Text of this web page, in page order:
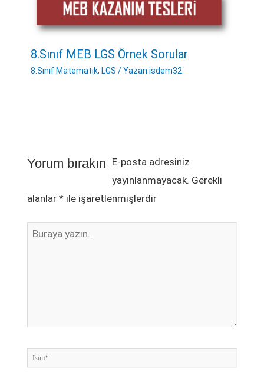
8.Sınıf MEB LGS Örnek Sorular
8.Sınıf Matematik, LGS / Yazan isdem32
Yorum bırakın E-posta adresiniz
yayınlanmayacak. Gerekli
alanlar *ile işaretlenmişlerdir
Posta*
sitesi